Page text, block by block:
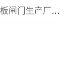
厂家_按需定制